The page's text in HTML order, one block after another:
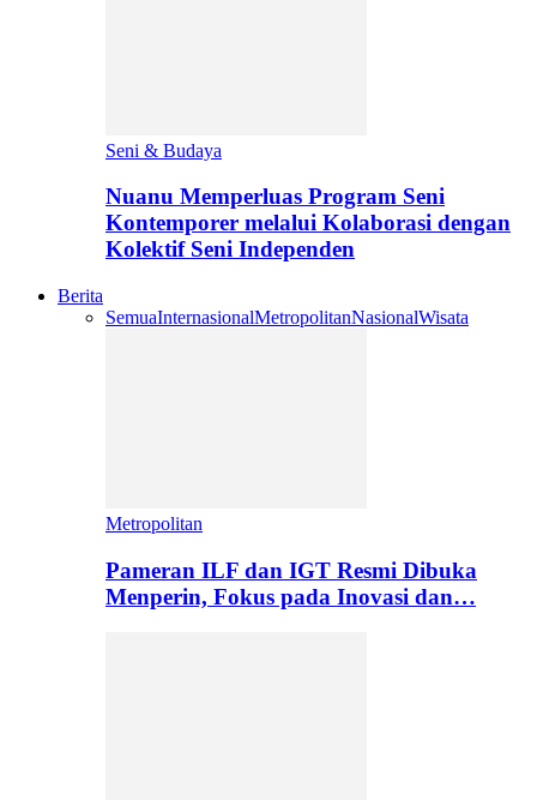
Seni & Budaya
Nuanu Memperluas Program Seni
Kontemporer melalui Kolaborasi dengan
Kolektif Seni Independen
Berita
SemuaInternasionalMetropolitanNasionalWisata
Metropolitan
Pameran ILF dan IGT Resmi Dibuka
Menperin, Fokus pada Inovasi dan…